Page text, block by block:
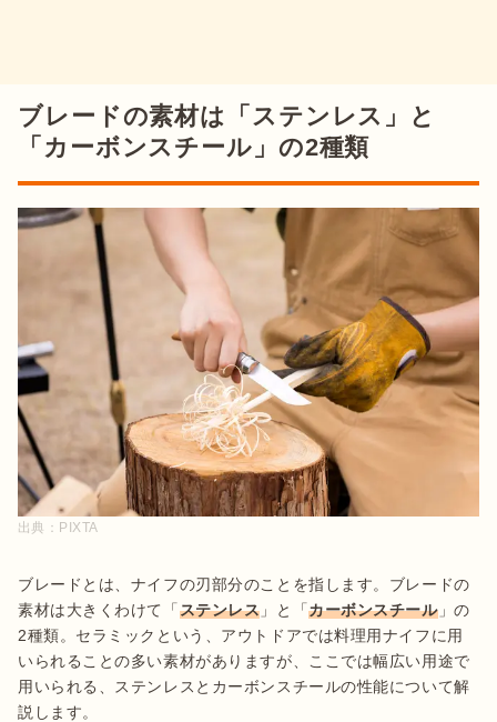
ブレードの素材は「ステンレス」と
「カーボンスチール」の2種類
出典： PIXTA
ブレードとは、ナイフの刃部分のことを指します。ブレードの
素材は大きくわけて「ステンレス 」と「カーボンスチール」の
2種類。セラミックという、アウトドアでは料理用ナイフに用
いられることの多い素材がありますが、ここでは幅広い用途で
用いられる、ステンレスとカーボンスチールの性能について解
説します。